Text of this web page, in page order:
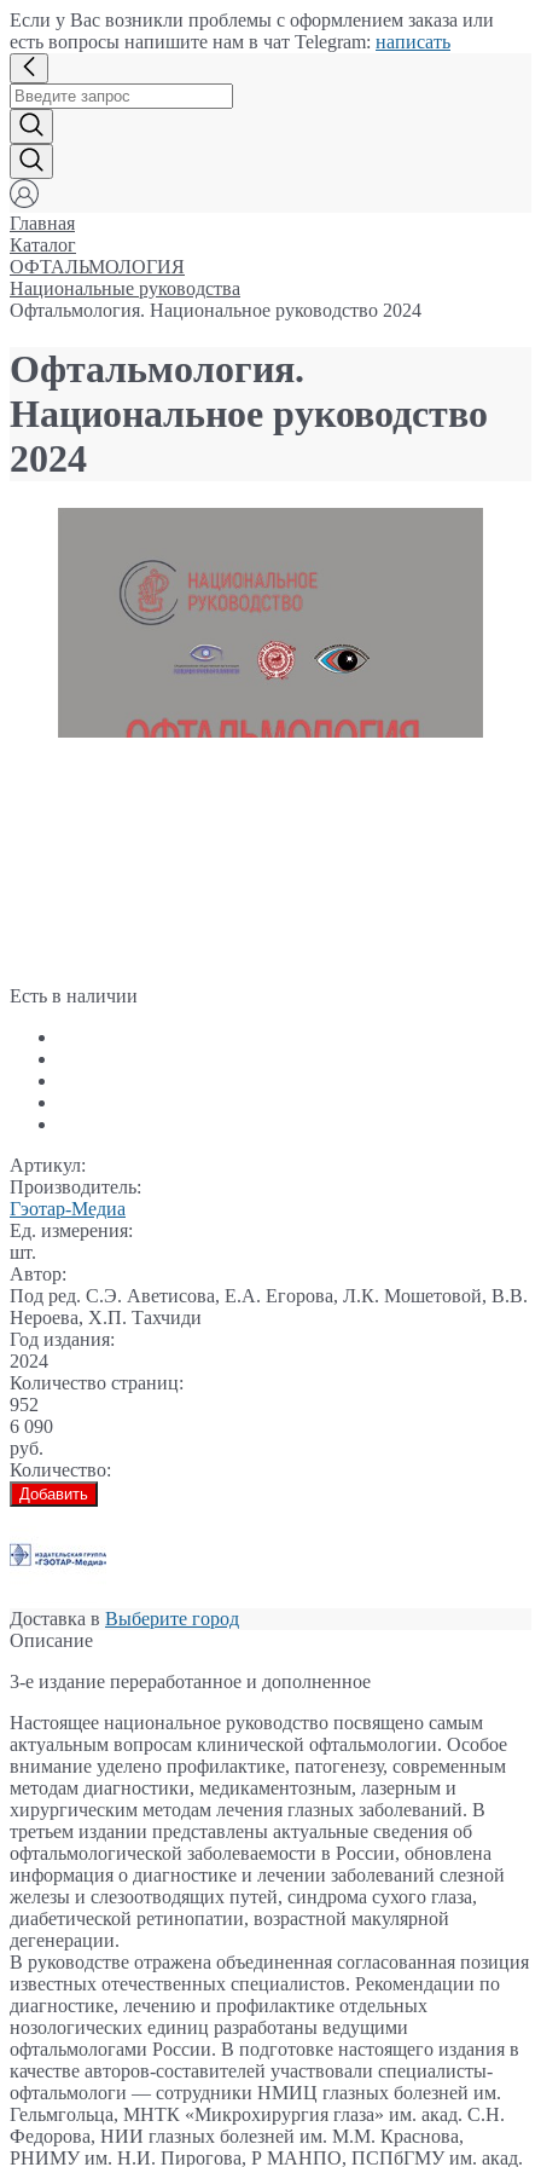
Если у Вас возникли проблемы с оформлением заказа или
есть вопросы напишите нам в чат Telegram: написать
Главная
Каталог
ОФТАЛЬМОЛОГИЯ
Национальные руководства
Офтальмология. Национальное руководство 2024
Офтальмология.
Национальное руководство
2024
Есть в наличии
Артикул:
Производитель:
Гэотар-Медиа
Ед. измерения:
шт.
Автор:
Под ред. С.Э. Аветисова, Е.А. Егорова, Л.К. Мошетовой, В.В.
Нероева, Х.П. Тахчиди
Год издания:
2024
Количество страниц:
952
6 090
руб.
Количество:
Добавить
Доставка в Выберите город
Описание
3-е издание переработанное и дополненное
Настоящее национальное руководство посвящено самым
актуальным вопросам клинической офтальмологии. Особое
внимание уделено профилактике, патогенезу, современным
методам диагностики, медикаментозным, лазерным и
хирургическим методам лечения глазных заболеваний. В
третьем издании представлены актуальные сведения об
офтальмологической заболеваемости в России, обновлена
информация о диагностике и лечении заболеваний слезной
железы и слезоотводящих путей, синдрома сухого глаза,
диабетической ретинопатии, возрастной макулярной
дегенерации.
В руководстве отражена объединенная согласованная позиция
известных отечественных специалистов. Рекомендации по
диагностике, лечению и профилактике отдельных
нозологических единиц разработаны ведущими
офтальмологами России. В подготовке настоящего издания в
качестве авторов-составителей участвовали специалисты-
офтальмологи — сотрудники НМИЦ глазных болезней им.
Гельмгольца, МНТК «Микрохирургия глаза» им. акад. С.Н.
Федорова, НИИ глазных болезней им. М.М. Краснова,
РНИМУ им. Н.И. Пирогова, Р МАНПО, ПСПбГМУ им. акад.